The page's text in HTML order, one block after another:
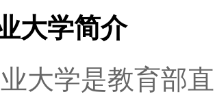
大学简介
大学是教育部